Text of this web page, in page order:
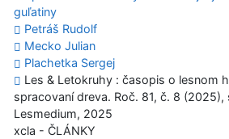
guľatiny
Petráš Rudolf
Mecko Julian
Plachetka Sergej
Les & Letokruhy : časopis o lesnom
spracovaní dreva. Roč. 81, č. 8 (2025),
Lesmedium, 2025
xcla - ČLÁNKY